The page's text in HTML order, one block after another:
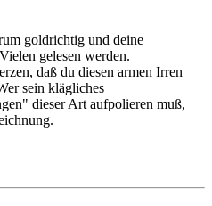
goldrichtig und deine
gelesen werden.
daß du diesen armen Irren
sein klägliches
dieser Art aufpolieren muß,